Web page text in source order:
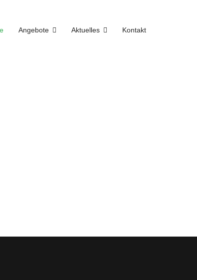
Angebote Aktuelles Kontakt